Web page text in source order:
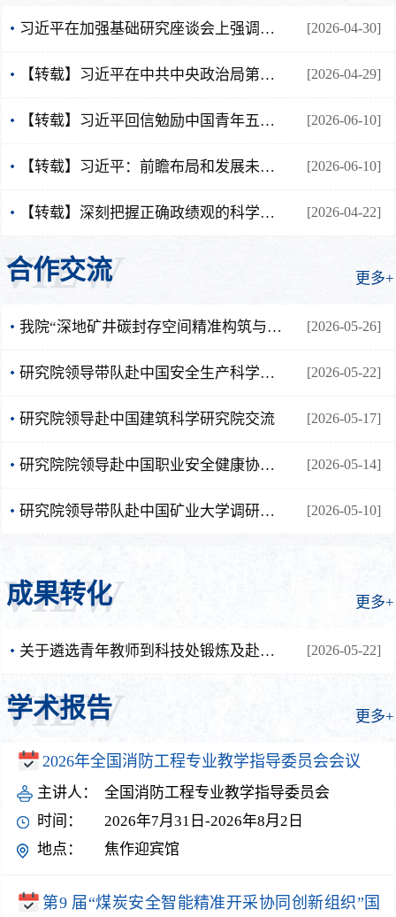
习近平在加强基础研究座谈会上强调：以更大力度更实举措加强基础研究 进一步打牢科技强国建设根基 [2026-04-30]
【转载】习近平在中共中央政治局第二十五次集体学习时强调：着力提高防范应对自然灾害能力 切实维护人民群众生命财产安全 [2026-04-29]
【转载】习近平回信勉励中国青年五四奖章 暨新时代青年先锋奖获奖者代表 [2026-06-10]
【转载】习近平：前瞻布局和发展未来产业 [2026-06-10]
【转载】深刻把握正确政绩观的科学内涵和实践要求 [2026-04-22]
合作交流
VIEW 更多+
我院“深地矿井碳封存空间精准构筑与智能运维”团队应邀赴川煤集团广能中心开展技术交流 [2026-05-26]
研究院领导带队赴中国安全生产科学研究院交流 [2026-05-22]
研究院领导赴中国建筑科学研究院交流 [2026-05-17]
研究院院领导赴中国职业安全健康协会交流 [2026-05-14]
研究院领导带队赴中国矿业大学调研交流 [2026-05-10]
成果转化
VIEW 更多+
关于遴选青年教师到科技处锻炼及赴焦作市县区挂职的通知（第二批） [2026-05-22]
学术报告
VIEW 更多+
2026年全国消防工程专业教学指导委员会会议
主讲人：
全国消防工程专业教学指导委员会
时间：
2026年7月31日-2026年8月2日
地点：
焦作迎宾馆
第9 届“煤炭安全智能精准开采协同创新组织”国